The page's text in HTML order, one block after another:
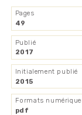
Pages
49
Publié
2017
Initialement publié
2015
Formats
pdf